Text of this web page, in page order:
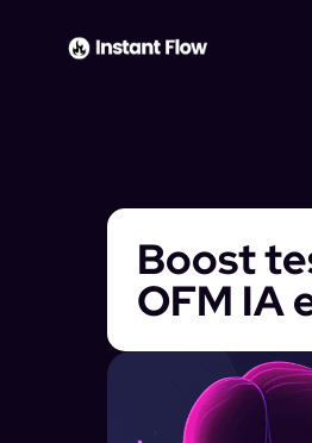
Boost
OFM IA